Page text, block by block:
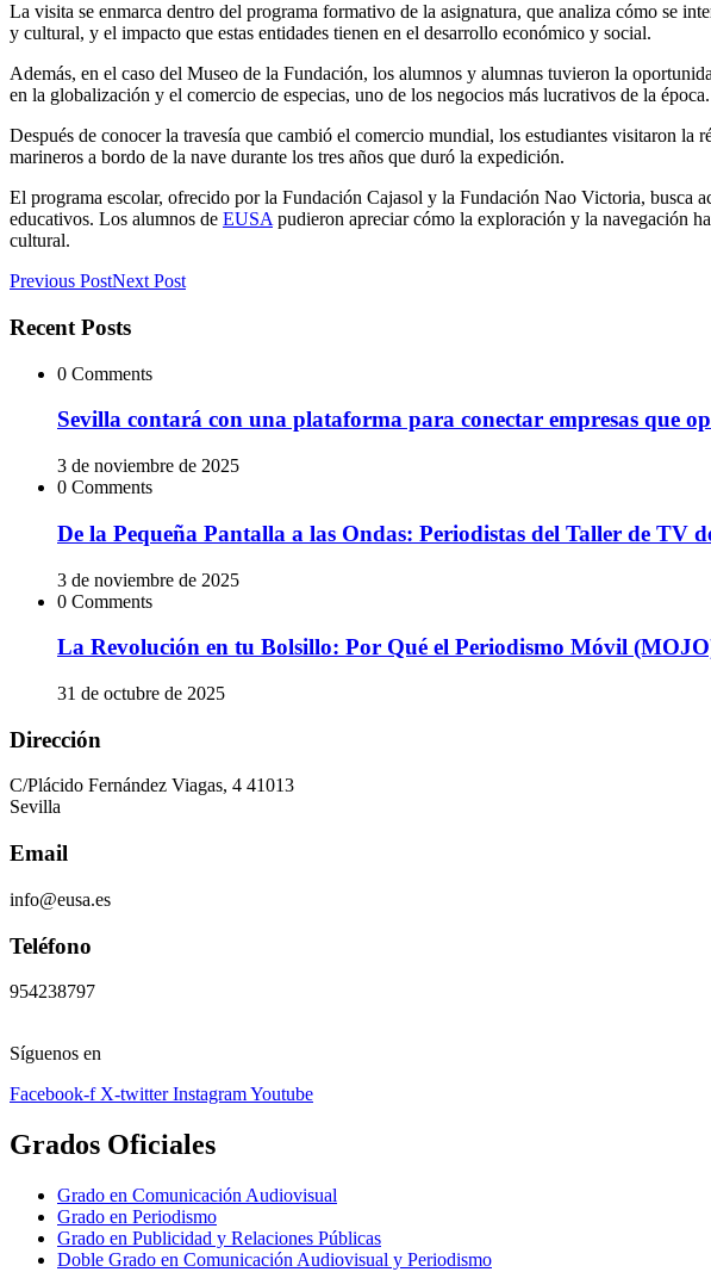
La visita se enmarca dentro del programa formativo de la asignatura, que analiza cómo se
y cultural, y el impacto que estas entidades tienen en el desarrollo económico y social.
Además, en el caso del Museo de la Fundación, los alumnos y alumnas tuvieron la
en la globalización y el comercio de especias, uno de los negocios más lucrativos de la época.
Después de conocer la travesía que cambió el comercio mundial, los estudiantes visitaron la
marineros a bordo de la nave durante los tres años que duró la expedición.
El programa escolar, ofrecido por la Fundación Cajasol y la Fundación Nao Victoria, busca
educativos. Los alumnos de EUSA pudieron apreciar cómo la exploración y la navegación
cultural.
Previous PostNext Post
Recent Posts
0 Comments
Sevilla contará con una plataforma para conectar empresas que
3 de noviembre de 2025
0 Comments
De la Pequeña Pantalla a las Ondas: Periodistas del Taller de TV
3 de noviembre de 2025
0 Comments
La Revolución en tu Bolsillo: Por Qué el Periodismo Móvil
31 de octubre de 2025
Dirección
C/Plácido Fernández Viagas, 4 41013
Sevilla
Email
info@eusa.es
Teléfono
954238797
Síguenos en
Facebook-f X-twitter InstagramYoutube
Grados Oficiales
Grado en Comunicación Audiovisual
Grado en Periodismo
Grado en Publicidad y Relaciones Públicas
Doble Grado en Comunicación Audiovisual y Periodismo